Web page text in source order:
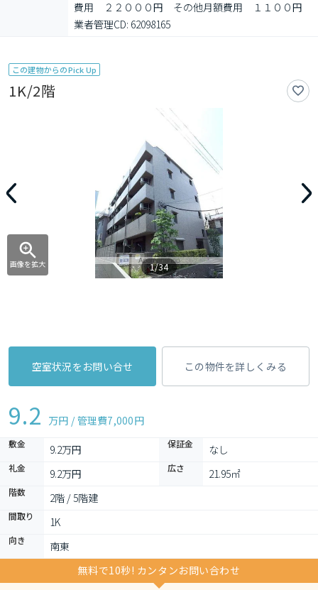
費用　２２０００円　その他月額費用　１１００円
業者管理CD: 62098165
この建物からのPick Up
1K/2階
画像を拡大 1/34
空室状況をお問い合せ この物件を詳しくみる
9.2 万円 / 管理費7,000円
敷金 9.2万円 保証金 なし
礼金 9.2万円 広さ 21.95㎡
階数 2階 / 5階建
間取り 1K
向き
南東
無料で10秒! カンタンお問い合わせ